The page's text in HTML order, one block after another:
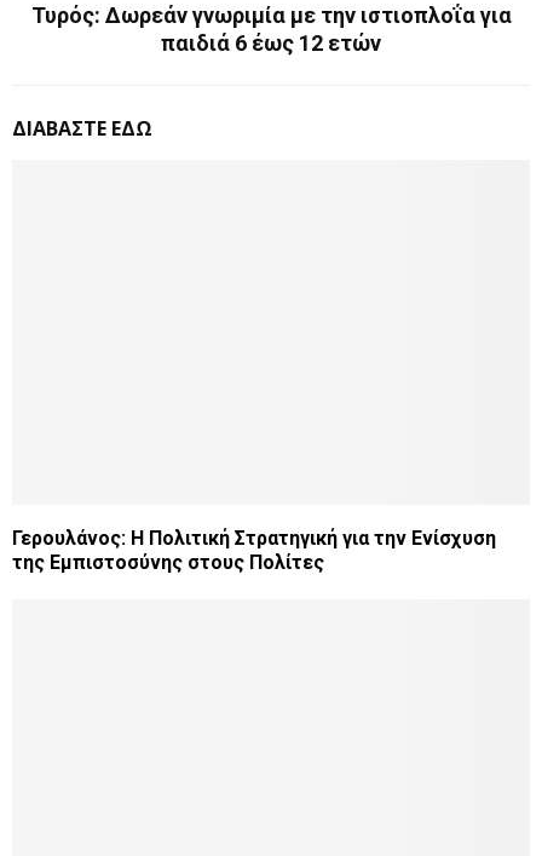
Τυρός: Δωρεάν γνωριμία με την ιστιοπλοΐα για
παιδιά 6 έως 12 ετών
ΔΙΑΒΑΣΤΕ ΕΔΩ
Γερουλάνος: Η Πολιτική Στρατηγική για την Ενίσχυση
της Εμπιστοσύνης στους Πολίτες